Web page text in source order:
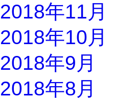
2018年11月
2018年10月
2018年9月
2018年8月